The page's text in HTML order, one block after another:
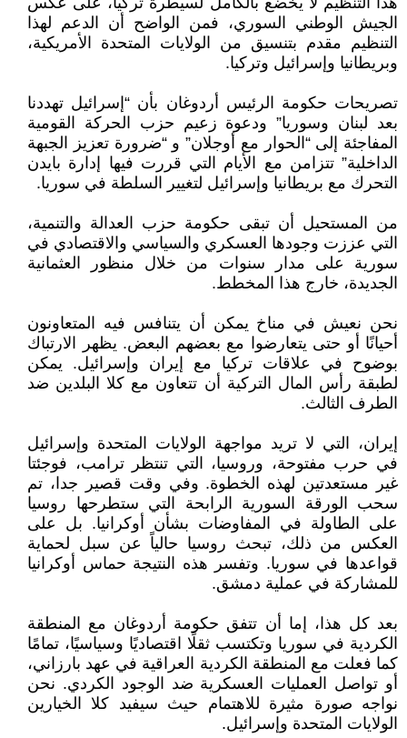
الجيش الوطني السوري، فمن الواضح أن الدعم لهذا
التنظيم مقدم بتنسيق من الولايات المتحدة الأمريكية،
وبريطانيا وإسرائيل وتركيا.
تصريحات حكومة الرئيس أردوغان بأن “إسرائيل تهددنا
بعد لبنان وسوريا” ودعوة زعيم حزب الحركة القومية
المفاجئة إلى “الحوار مع أوجلان” و “ضرورة تعزيز الجبهة
الداخلية” تتزامن مع الأيام التي قررت فيها إدارة بايدن
التحرك مع بريطانيا وإسرائيل لتغيير السلطة في سوريا.
من المستحيل أن تبقى حكومة حزب العدالة والتنمية،
التي عززت وجودها العسكري والسياسي والاقتصادي في
سورية على مدار سنوات من خلال منظور العثمانية
الجديدة، خارج هذا المخطط.
نحن نعيش في مناخ يمكن أن يتنافس فيه المتعاونون
أحيانًا أو حتى يتعارضوا مع بعضهم البعض. يظهر الارتباك
بوضوح في علاقات تركيا مع إيران وإسرائيل. يمكن
لطبقة رأس المال التركية أن تتعاون مع كلا البلدين ضد
الطرف الثالث.
إيران، التي لا تريد مواجهة الولايات المتحدة وإسرائيل
في حرب مفتوحة، وروسيا، التي تنتظر ترامب، فوجئتا
غير مستعدتين لهذه الخطوة. وفي وقت قصير جدا، تم
سحب الورقة السورية الرابحة التي ستطرحها روسيا
على الطاولة في المفاوضات بشأن أوكرانيا. بل على
العكس من ذلك، تبحث روسيا حالياً عن سبل لحماية
قواعدها في سوريا. وتفسر هذه النتيجة حماس أوكرانيا
للمشاركة في عملية دمشق.
بعد كل هذا، إما أن تتفق حكومة أردوغان مع المنطقة
الكردية في سوريا وتكتسب ثقلًا اقتصاديًا وسياسيًا، تمامًا
كما فعلت مع المنطقة الكردية العراقية في عهد بارزاني،
أو تواصل العمليات العسكرية ضد الوجود الكردي. نحن
نواجه صورة مثيرة للاهتمام حيث سيفيد كلا الخيارين
الولايات المتحدة وإسرائيل.